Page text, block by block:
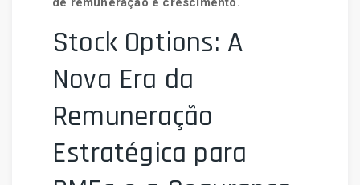
Stock Options: A
Nova Era da
Remuneração
Estratégica para